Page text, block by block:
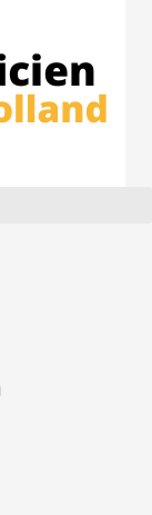
een